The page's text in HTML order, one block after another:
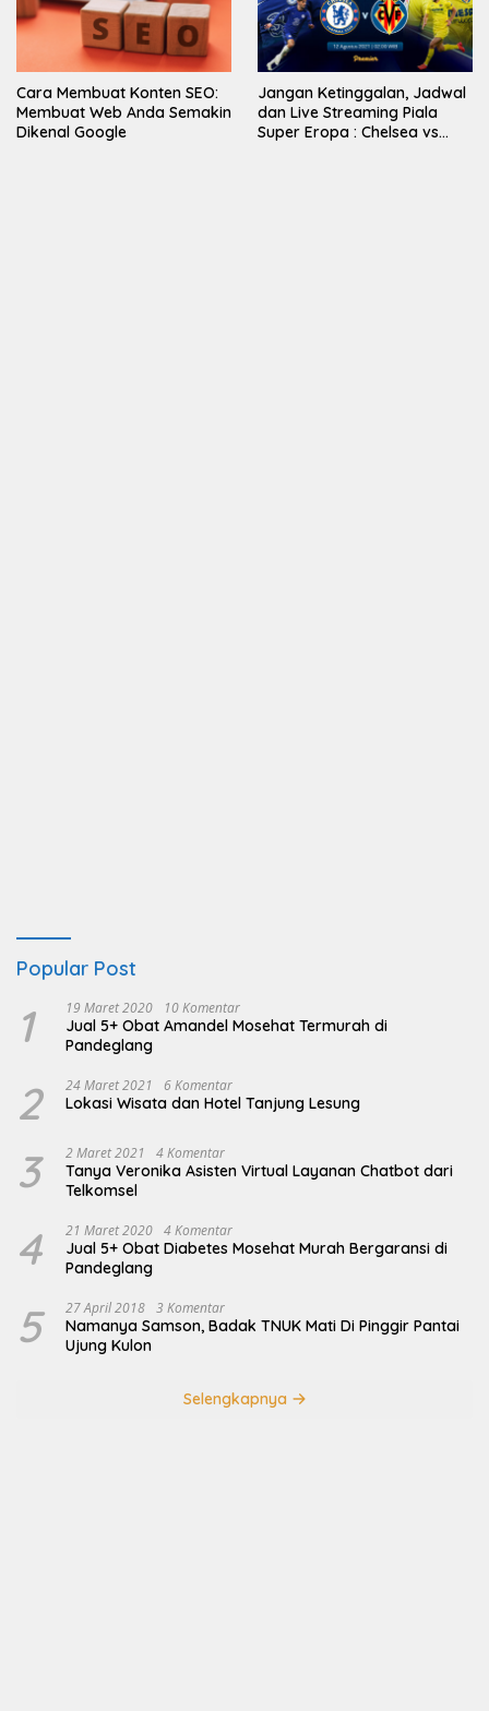
Cara Membuat Konten SEO:
Membuat Web Anda Semakin
Dikenal Google
Jangan Ketinggalan, Jadwal
dan Live Streaming Piala
Super Eropa : Chelsea vs
Popular Post
1 19 Maret 2020 10 Komentar
Jual 5+ Obat Amandel Mosehat Termurah di
Pandeglang
2 24 Maret 2021 6 Komentar
Lokasi Wisata dan Hotel Tanjung Lesung
3 2 Maret 2021 4 Komentar
Tanya Veronika Asisten Virtual Layanan Chatbot dari
Telkomsel
4 21 Maret 2020 4 Komentar
Jual 5+ Obat Diabetes Mosehat Murah Bergaransi di
Pandeglang
5 27 April 2018 3 Komentar
Namanya Samson, Badak TNUK Mati Di Pinggir Pantai
Ujung Kulon
Selengkapnya